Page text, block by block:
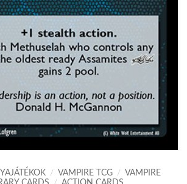
/ VAMPIRE TCG /
VAMPIRE